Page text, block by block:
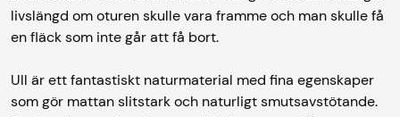
livslängd om oturen skulle vara framme och man skulle få
en fläck som inte går att få bort.
Ull är ett fantastiskt naturmaterial med fina egenskaper
som gör mattan slitstark och naturligt smutsavstötande.